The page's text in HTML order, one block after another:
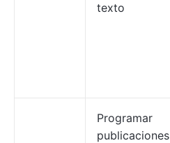
texto
Programar
publicaciones